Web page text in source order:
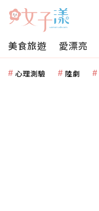
美食旅遊 愛漂亮
心理測驗 陸劇